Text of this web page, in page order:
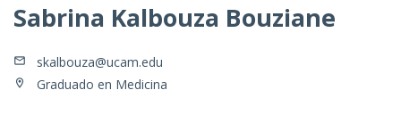
Sabrina Kalbouza Bouziane
skalbouza@ucam.edu
Graduado en Medicina